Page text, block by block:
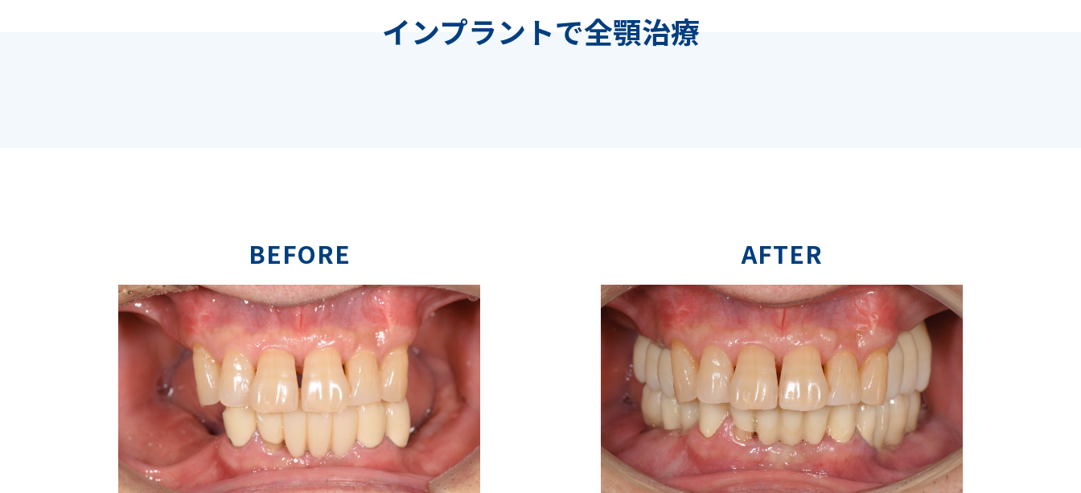
インプラントで全顎治療
BEFORE AFTER